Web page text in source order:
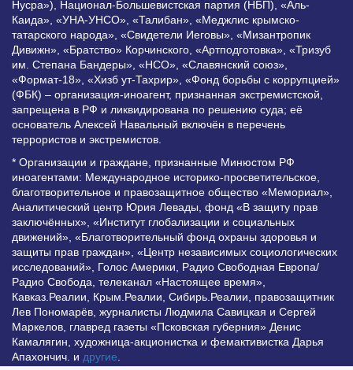
Нусра»), Национал-Большевистская партия (НБП), «Аль-
Каида», «УНА-УНСО», «Талибан», «Меджлис крымско-
татарского народа», «Свидетели Иеговы», «Мизантропик
Дивижн», «Братство» Корчинского, «Артподготовка», «Тризуб
им. Степана Бандеры», «НСО», «Славянский союз»,
«Формат-18», «Хизб ут-Тахрир», «Фонд борьбы с коррупцией»
(ФБК) – организация-иноагент, признанная экстремистской,
запрещена в РФ и ликвидирована по решению суда; её
основатель Алексей Навальный включён в перечень
террористов и экстремистов.
* Организации и граждане, признанные Минюстом РФ
иноагентами: Международное историко-просветительское,
благотворительное и правозащитное общество «Мемориал»,
Аналитический центр Юрия Левады, фонд «В защиту прав
заключённых», «Институт глобализации и социальных
движений», «Благотворительный фонд охраны здоровья и
защиты прав граждан», «Центр независимых социологических
исследований», Голос Америки, Радио Свободная Европа/
Радио Свобода, телеканал «Настоящее время»,
Кавказ.Реалии, Крым.Реалии, Сибирь.Реалии, правозащитник
Лев Пономарёв, журналисты Людмила Савицкая и Сергей
Маркелов, главред газеты «Псковская губерния» Денис
Камалягин, художница-акционистка и фемактивистка Дарья
Апахончич. и другие.